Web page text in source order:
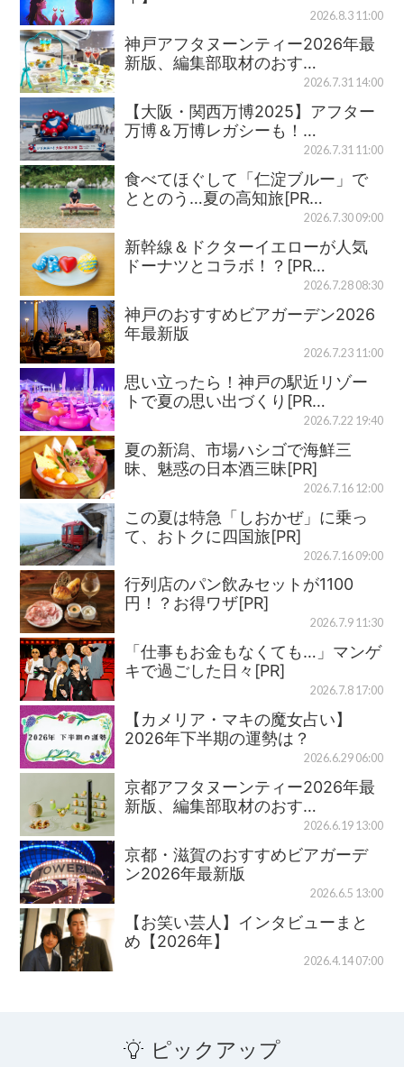
2026.8.3 11:00
神戸アフタヌーンティー2026年最
新版、編集部取材のおす…
2026.7.31 14:00
【大阪・関西万博2025】アフター
万博＆万博レガシーも！…
2026.7.31 11:00
食べてほぐして「仁淀ブルー」で
ととのう…夏の高知旅[PR…
2026.7.30 09:00
新幹線＆ドクターイエローが人気
ドーナツとコラボ！？[PR…
2026.7.28 08:30
神戸のおすすめビアガーデン2026
年最新版
2026.7.23 11:00
思い立ったら！神戸の駅近リゾー
トで夏の思い出づくり[PR…
2026.7.22 19:40
夏の新潟、市場ハシゴで海鮮三
昧、魅惑の日本酒三昧[PR]
2026.7.16 12:00
この夏は特急「しおかぜ」に乗っ
て、おトクに四国旅[PR]
2026.7.16 09:00
行列店のパン飲みセットが1100
円！？お得ワザ[PR]
2026.7.9 11:30
「仕事もお金もなくても…」マンゲ
キで過ごした日々[PR]
2026.7.8 17:00
【カメリア・マキの魔女占い】
2026年下半期の運勢は？
2026.6.29 06:00
京都アフタヌーンティー2026年最
新版、編集部取材のおす…
2026.6.19 13:00
京都・滋賀のおすすめビアガーデ
ン2026年最新版
2026.6.5 13:00
【お笑い芸人】インタビューまと
め【2026年】
2026.4.14 07:00
ピックアップ